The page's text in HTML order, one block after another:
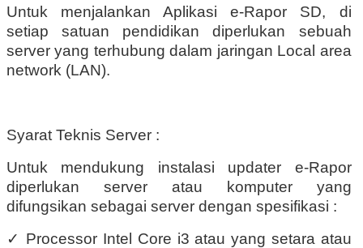
Untuk menjalankan Aplikasi e-Rapor SD, di
setiap satuan pendidikan diperlukan sebuah
server yang terhubung dalam jaringan Local area
network (LAN).
Syarat Teknis Server :
Untuk mendukung instalasi updater e-Rapor
diperlukan server atau komputer yang
difungsikan sebagai server dengan spesifikasi :
✓ Processor Intel Core i3 atau yang setara atau